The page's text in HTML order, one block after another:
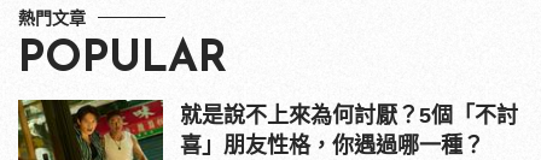
熱門文章
POPULAR
就是說不上來為何討厭？5個「不討
喜」朋友性格，你遇過哪一種？